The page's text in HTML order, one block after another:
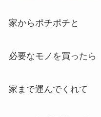
家からポチポチと
必要なモノを買ったら
家まで運んでくれて